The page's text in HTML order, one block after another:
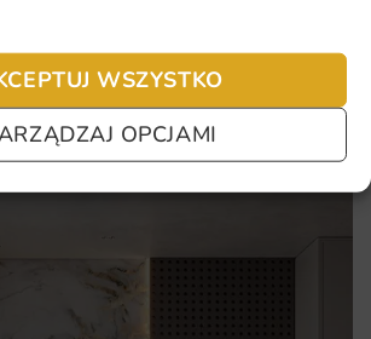
WSZYSTKO
OPCJAMI
pytania
przy każdym zakupie. Ale jeżeli
– sprawdź najczęściej zadawane pytania.